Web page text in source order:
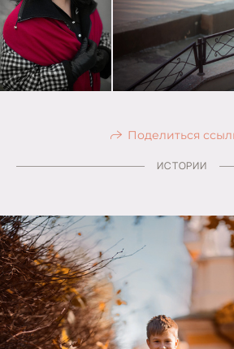
Поделиться
ИСТОРИИ